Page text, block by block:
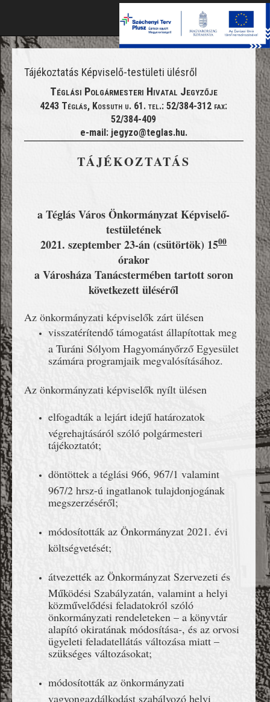
Tájékoztatás Képviselő-testületi ülésről
Téglási Polgármesteri Hivatal Jegyzője
4243 Téglás, Kossuth u. 61. tel.: 52/384-312 fax:
52/384-409
e-mail: jegyzo@teglas.hu.
TÁJÉKOZTATÁS
a Téglás Város Önkormányzat Képviselő-
testületének
2021. szeptember 23-án (csütörtök) 1500
órakor
a Városháza Tanácstermében tartott soron
következett üléséről
Az önkormányzati képviselők zárt ülésen
visszatérítendő támogatást állapítottak meg
a Turáni Sólyom Hagyományőrző Egyesület
számára programjaik megvalósításához.
Az önkormányzati képviselők nyílt ülésen
elfogadták a lejárt idejű határozatok
végrehajtásáról szóló polgármesteri
tájékoztatót;
döntöttek a téglási 966, 967/1 valamint
967/2 hrsz-ú ingatlanok tulajdonjogának
megszerzéséről;
módosították az Önkormányzat 2021. évi
költségvetését;
átvezették az Önkormányzat Szervezeti és
Működési Szabályzatán, valamint a helyi
közművelődési feladatokról szóló
önkormányzati rendeleteken – a könyvtár
alapító okiratának módosítása-, és az orvosi
ügyeleti feladatellátás változása miatt –
szükséges változásokat;
módosították az önkormányzati
vagyongazdálkodást szabályozó helyi